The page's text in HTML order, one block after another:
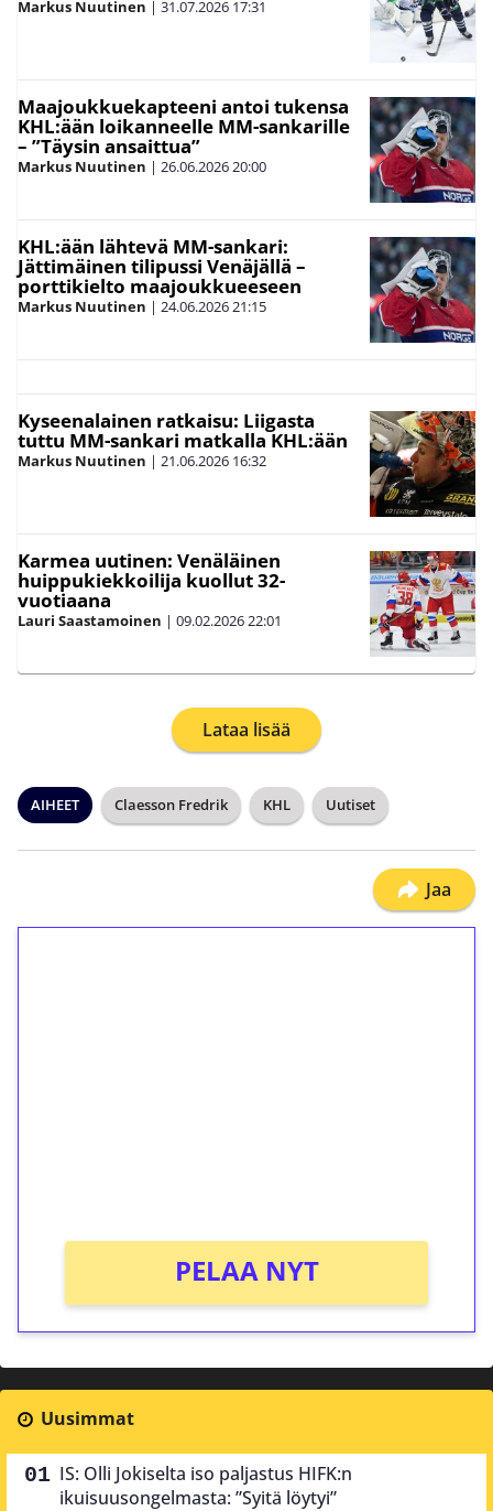
Markus Nuutinen | 31.07.2026 17:31
Maajoukkuekapteeni antoi tukensa
KHL:ään loikanneelle MM-sankarille
– ”Täysin ansaittua”
Markus Nuutinen | 26.06.202620:00
KHL:ään lähtevä MM-sankari:
Jättimäinen tilipussi Venäjällä –
porttikielto maajoukkueeseen
Markus Nuutinen | 24.06.202621:15
Kyseenalainen ratkaisu: Liigasta
tuttu MM-sankari matkalla KHL:ään
Markus Nuutinen | 21.06.2026 16:32
Karmea uutinen: Venäläinen
huippukiekkoilija kuollut 32-
vuotiaana
Lauri Saastamoinen | 09.02.202622:01
Lataa lisää
AIHEET Claesson Fredrik KHL Uutiset
Jaa
PELAA NYT
Uusimmat
IS: Olli Jokiselta iso paljastus HIFK:n
ikuisuusongelmasta: ”Syitä löytyi”